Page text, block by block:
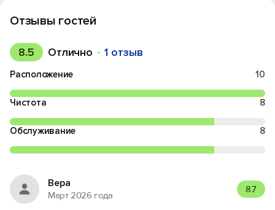
Отзывы гостей
8.5 Отлично 1 отзыв
Расположение 10
Чистота 8
Обслуживание 8
Вера
Март 2026 года
8.7